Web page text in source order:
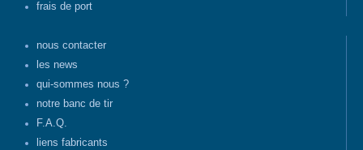
frais de port
nous contacter
les news
qui-sommes nous ?
notre banc de tir
F.A.Q.
liens fabricants